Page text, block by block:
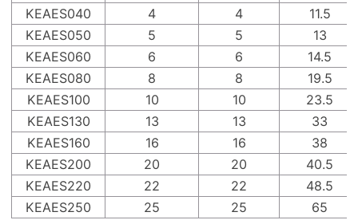
KEAES040
4 4
11.5
KEAES050
5 5
13
KEAES060
6 6
14.5
KEAES080
8 8
19.5
KEAES100
10 10
23.5
KEAES130
13 13
33
KEAES160
16 16
38
KEAES200
20 20
40.5
KEAES220
22 22
48.5
KEAES250
25 25 65